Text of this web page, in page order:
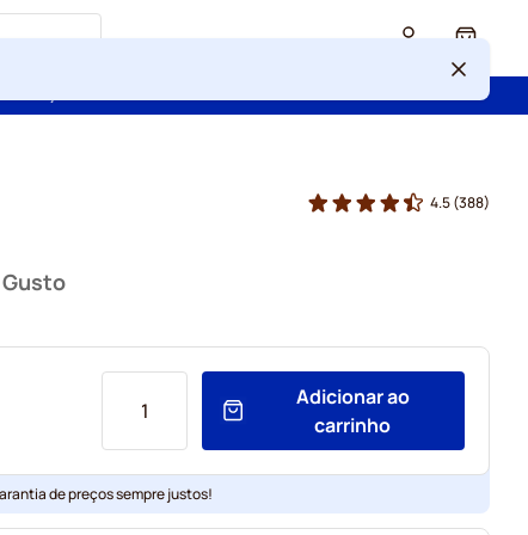
Cart
4.5(388)
Adicionar ao
carrinho
de preços sempre justos!